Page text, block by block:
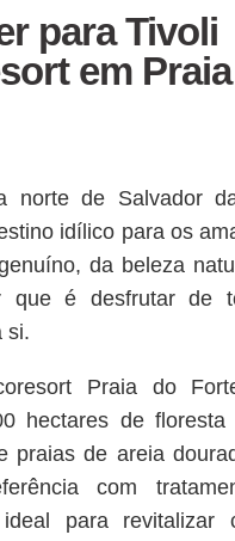
para Tivoli
em
norte de Salvador
idílico para os
da beleza
que é desfrutar de
si.
Praia do
hectares de floresta
praias de areia
com
ideal para revitalizar